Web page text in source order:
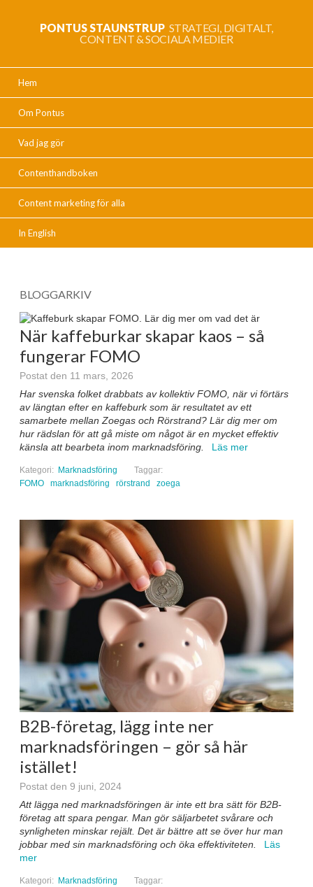
PONTUS STAUNSTRUP STRATEGI, DIGITALT,
CONTENT & SOCIALA MEDIER
Hem
Om Pontus
Vad jag gör
Contenthandboken
Content marketing för alla
In English
BLOGGARKIV
När kaffeburkar skapar kaos – så
fungerar FOMO
Postat den 11 mars, 2026
Har svenska folket drabbats av kollektiv FOMO, när vi förtärs
av längtan efter en kaffeburk som är resultatet av ett
samarbete mellan Zoegas och Rörstrand? Lär dig mer om
hur rädslan för att gå miste om något är en mycket effektiv
känsla att bearbeta inom marknadsföring.
Läs mer
Kategori: Marknadsföring
Taggar:
FOMO
marknadsföring rörstrand zoega
B2B-företag, lägg inte ner
marknadsföringen – gör så här
istället!
Postat den 9 juni, 2024
Att lägga ned marknadsföringen är inte ett bra sätt för B2B-
företag att spara pengar. Man gör säljarbetet svårare och
synligheten minskar rejält. Det är bättre att se över hur man
jobbar med sin marknadsföring och öka effektiviteten.
Läs
mer
Kategori: Marknadsföring
Taggar: